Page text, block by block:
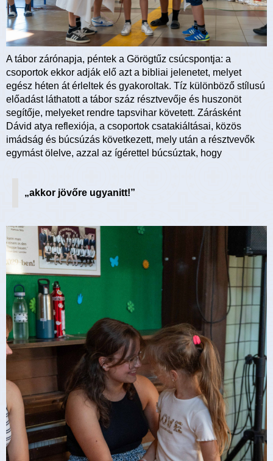
A tábor zárónapja, péntek a Görögtűz csúcspontja: a
csoportok ekkor adják elő azt a bibliai jelenetet, melyet
egész héten át érleltek és gyakoroltak. Tíz különböző stílusú
előadást láthatott a tábor száz résztvevője és huszonöt
segítője, melyeket rendre tapsvihar követett. Zárásként
Dávid atya reflexiója, a csoportok csatakiáltásai, közös
imádság és búcsúzás következett, mely után a résztvevők
egymást ölelve, azzal az ígérettel búcsúztak, hogy
„akkor jövőre ugyanitt!”